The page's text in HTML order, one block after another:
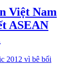
Việt Nam
ASEAN